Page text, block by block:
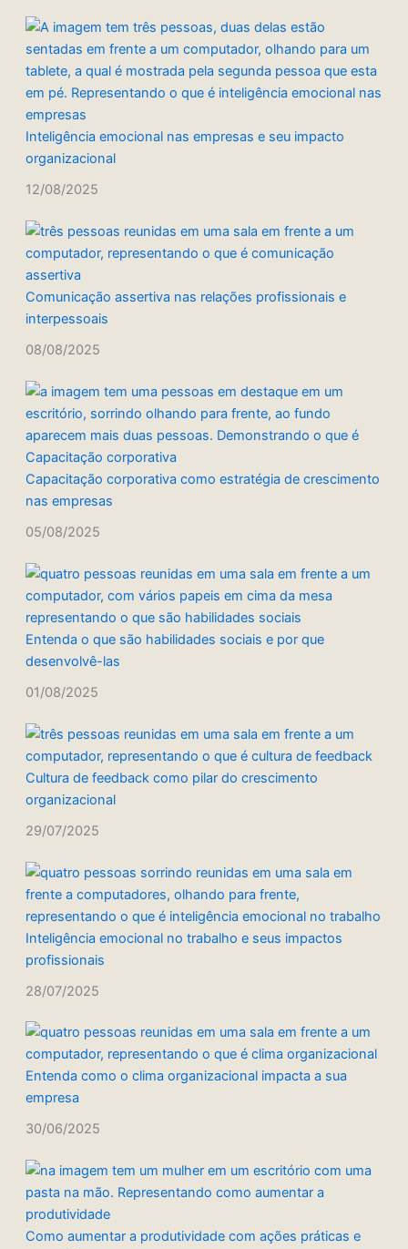
Inteligência emocional nas empresas e seu impacto
organizacional
12/08/2025
Comunicação assertiva nas relações profissionais e
interpessoais
08/08/2025
Capacitação corporativa como estratégia de crescimento
nas empresas
05/08/2025
Entenda o que são habilidades sociais e por que
desenvolvê-las
01/08/2025
Cultura de feedback como pilar do crescimento
organizacional
29/07/2025
Inteligência emocional no trabalho e seus impactos
profissionais
28/07/2025
Entenda como o clima organizacional impacta a sua
empresa
30/06/2025
Como aumentar a produtividade com ações práticas e